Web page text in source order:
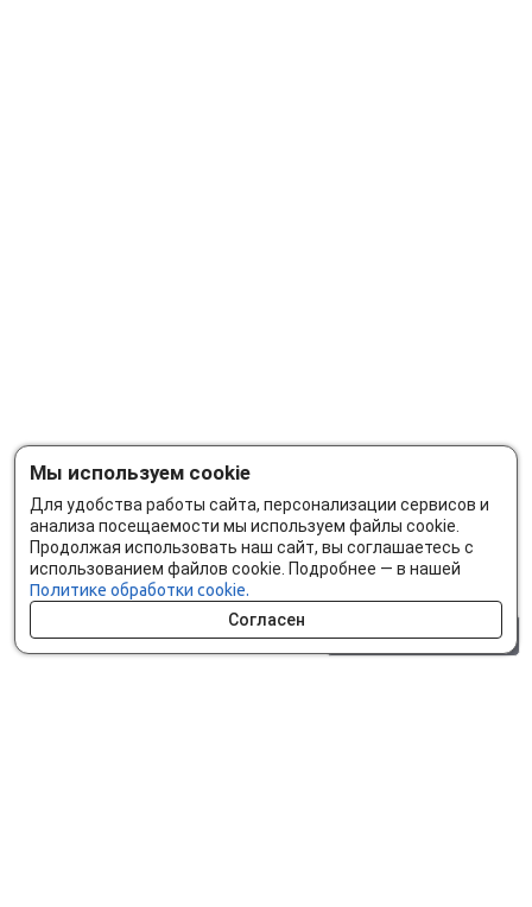
Мы используем cookie
Для удобства работы сайта, персонализации сервисов и
анализа посещаемости мы используем файлы cookie.
Продолжая использовать наш сайт, вы соглашаетесь с
использованием файлов cookie. Подробнее — в нашей
Политике обработки cookie.
Согласен